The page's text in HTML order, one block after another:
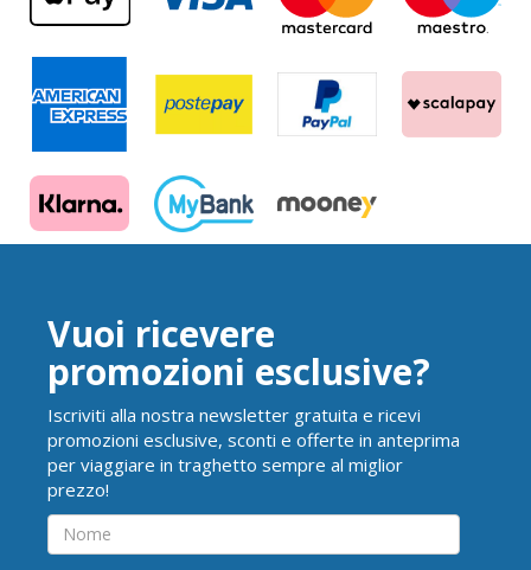
Vuoi ricevere
promozioni esclusive?
Iscriviti alla nostra newsletter gratuita e ricevi
promozioni esclusive, sconti e offerte in anteprima
per viaggiare in traghetto sempre al miglior
prezzo!